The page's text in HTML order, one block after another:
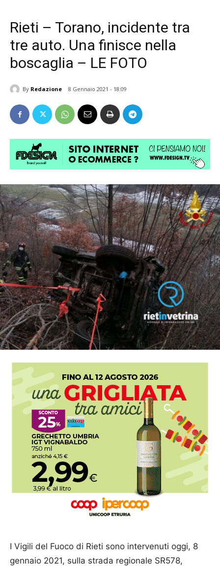
Rieti – Torano, incidente tra
tre auto. Una finisce nella
boscaglia – LE FOTO
By Redazione 8 Gennaio 2021 - 18:09
I Vigili del Fuoco di Rieti sono intervenuti oggi, 8
gennaio 2021, sulla strada regionale SR578,